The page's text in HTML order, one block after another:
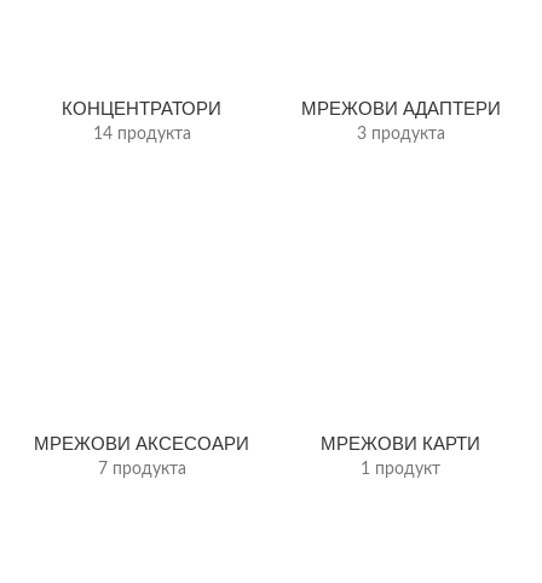
КОНЦЕНТРАТОРИ
14 продукта
МРЕЖОВИ АДАПТЕРИ
3 продукта
МРЕЖОВИ АКСЕСОАРИ
7 продукта
МРЕЖОВИ КАРТИ
1 продукт